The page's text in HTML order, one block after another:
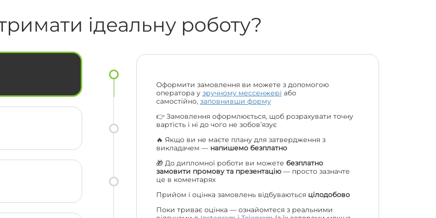
величезна подяка. Ціни порівняно з
іншими взагалі топ. Рекомендую вас
і сама буду звертатися ще. Велике
дякую усій вашій команді 😍🔥
ідеальну роботу?
Оформити замовлення ви можете з допомогою
оператора у зручному мессенжері або
самостійно, заповнивши форму
👉 Замовлення оформлюється, щоб розрахувати точну
вартість і ні до чого не зобов’язує
🔥 Якщо ви не маєте плану для затвердження з
викладачем — напишемо безплатно
🎁 До дипломної роботи ви можете безплатно
замовити промову та презентацію— просто зазначте
це в коментарях
Прийом і оцінка замовлень відбуваються цілодобово
Поки триває оцінка — ознайомтеся з реальними